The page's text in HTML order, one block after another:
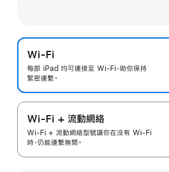
Wi-Fi
每部 iPad 均可連接至 Wi-Fi，助你保持
緊密連繫。
Wi-Fi + 流動網絡
Wi-Fi + 流動網絡型號讓你在沒有 Wi-Fi
時，仍能連繫無間。